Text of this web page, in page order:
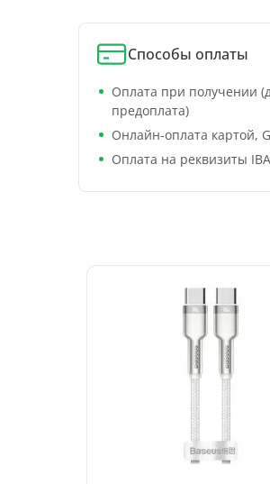
Способы оплаты
Оплата при получении
предоплата)
Онлайн-оплата картой,
Оплата на реквизиты